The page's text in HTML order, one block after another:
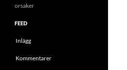
orsaker
FEED
Inlägg
Kommentarer